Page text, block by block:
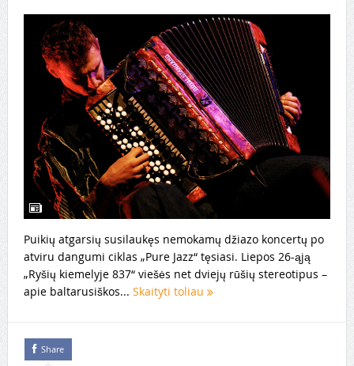
Puikių atgarsių susilaukęs nemokamų džiazo koncertų po
atviru dangumi ciklas „Pure Jazz“ tęsiasi. Liepos 26-ąją
„Ryšių kiemelyje 837“ viešės net dviejų rūšių stereotipus –
apie baltarusiškos... Skaityti toliau
Share